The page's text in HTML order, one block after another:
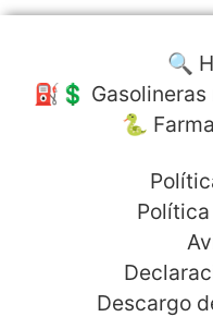
🔍
⛽️💲
🐍
Descargo